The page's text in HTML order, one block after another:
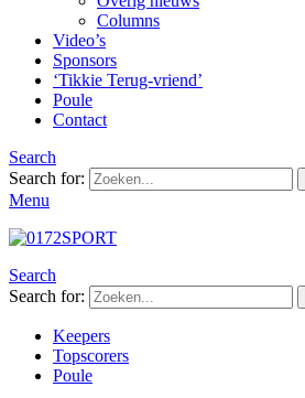
Columns
Video’s
Sponsors
‘Tikkie Terug-vriend’
Poule
Contact
Search
Search for:
Menu
Search
Search for:
Keepers
Topscorers
Poule